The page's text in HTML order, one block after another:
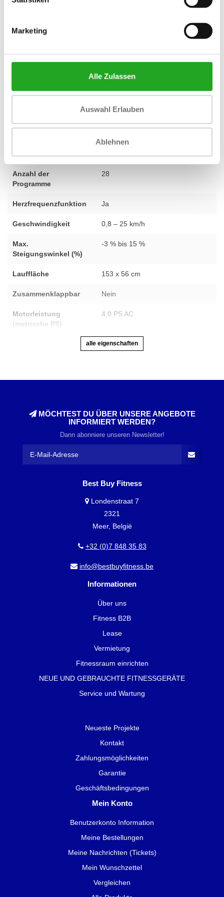
Marketing
Alle Zulassen
Auswahl Erlauben
Ablehnen
Das Gerät wurde von unserem Expertenteam vollständig überholt
und ausgiebig auf Qualität und Zuverlässigkeit getestet, damit Sie
erhalten Sie standardmäßig1 Jahr Garantieauf Ihren Kauf.
Haben Sie Fragen zu diesem Modell oder wünschen Sie eine
eine persönliche Beratung.
Fitness
Anzahl der
Programme
28
Herzfrequenzfunktion Ja
Geschwindigkeit 0,8 – 25 km/h
Max.
Steigungswinkel (%)
-3 % bis 15 %
Lauffläche 153 x 56 cm
Zusammenklappbar Nein
Motorleistung
(metrische PS)
4,0 PS AC
alle eigenschaften
MÖCHTEST DU ÜBER UNSERE ANGEBOTE
INFORMIERT WERDEN?
Dann abonniere unseren Newsletter!
Best Buy Fitness
Londenstraat 7
2321
Meer, België
+32 (0)7 848 35 83
info@bestbuyfitness.be
Informationen
Über uns
Fitness B2B
Lease
Vermietung
Fitnessraum einrichten
NEUE UND GEBRAUCHTE FITNESSGERÄTE
Service und Wartung
Neueste Projekte
Kontakt
Zahlungsmöglichkeiten
Garantie
Geschäftsbedingungen
Mein Konto
Benutzerkonto Information
Meine Bestellungen
Meine Nachrichten (Tickets)
Mein Wunschzettel
Vergleichen